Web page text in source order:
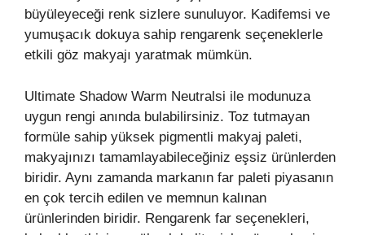
büyüleyeceği renk sizlere sunuluyor. Kadifemsi ve
yumuşacık dokuya sahip rengarenk seçeneklerle
etkili göz makyajı yaratmak mümkün.
Ultimate Shadow Warm Neutralsi ile modunuza
uygun rengi anında bulabilirsiniz. Toz tutmayan
formüle sahip yüksek pigmentli makyaj paleti,
makyajınızı tamamlayabileceğiniz eşsiz ürünlerden
biridir. Aynı zamanda markanın far paleti piyasanın
en çok tercih edilen ve memnun kalınan
ürünlerinden biridir. Rengarenk far seçenekleri,